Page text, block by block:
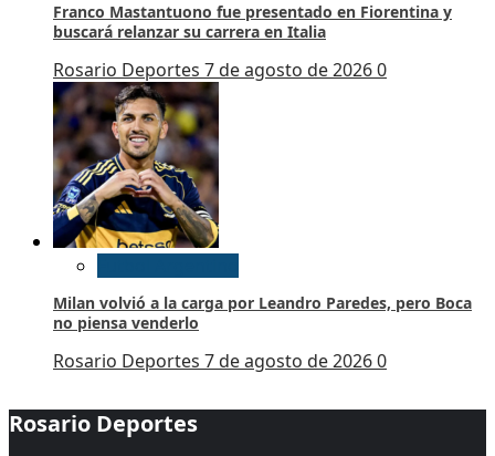
Franco Mastantuono fue presentado en Fiorentina y
buscará relanzar su carrera en Italia
Rosario Deportes 7 de agosto de 20260
Milan volvió a la carga por Leandro Paredes, pero Boca
no piensa venderlo
Rosario Deportes 7 de agosto de 20260
Rosario Deportes